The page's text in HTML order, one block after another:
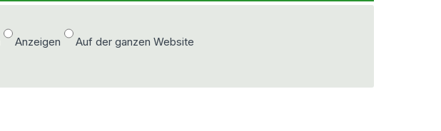
Anzeigen Auf der ganzen Website